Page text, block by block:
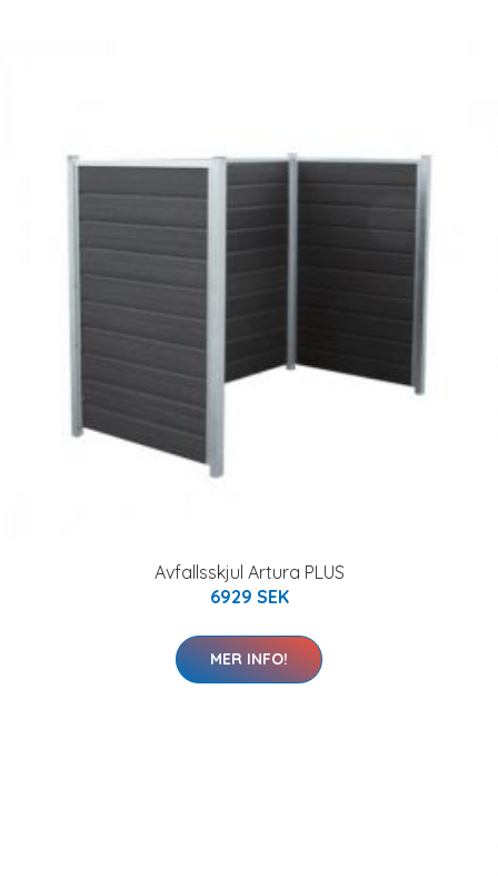
Avfallsskjul Artura PLUS
6929 SEK
MER INFO!